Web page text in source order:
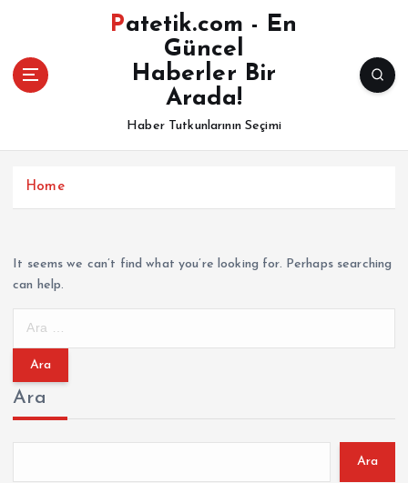
Patetik.com - En
Güncel
Haberler Bir
Arada!
Haber Tutkunlarının Seçimi
Home
It seems we can’t find what you’re looking for. Perhaps searching
can help.
m
a
:
Ara
Ara